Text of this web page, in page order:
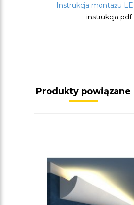
Instrukcja montażu
instrukcja pdf
Produkty powiązane